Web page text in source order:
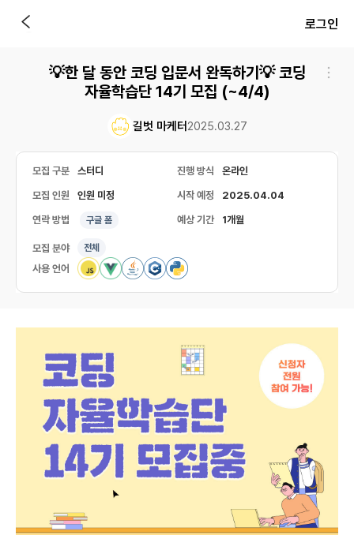
로그인
💡한 달 동안 코딩 입문서 완독하기💡 코딩
자율학습단 14기 모집 (~4/4)
길벗 마케터 2025.03.27
모집 구분 스터디 진행 방식 온라인
모집 인원 인원 미정 시작 예정 2025.04.04
연락 방법 구글 폼 예상 기간 1개월
모집 분야 전체
사용 언어